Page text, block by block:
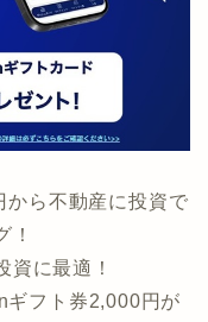
から不動産に投資で
！
資に最適！
ギフト券2,000円が